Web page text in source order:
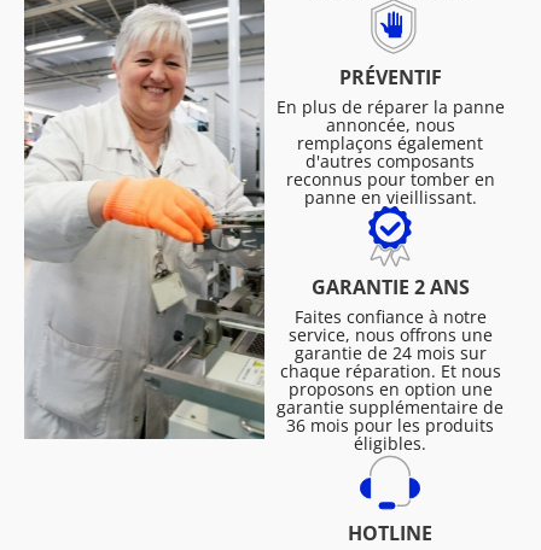
PRÉVENTIF
En plus de réparer la panne
annoncée, nous
remplaçons également
d'autres composants
reconnus pour tomber en
panne en vieillissant.
GARANTIE 2 ANS
Faites confiance à notre
service, nous offrons une
garantie de 24 mois sur
chaque réparation. Et nous
proposons en option une
garantie supplémentaire de
36 mois pour les produits
éligibles.
HOTLINE